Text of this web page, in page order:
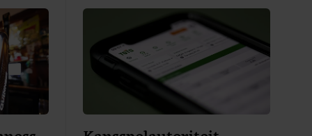
kwartaal voldeden echter niet aan de
hoge marktverwachtingen. Sandisk
zakte 13 procent en Western Digital
raakte 19 procent kwijt. Beide
aandelen zijn dit jaar hard gestegen
door de AI-opmars.